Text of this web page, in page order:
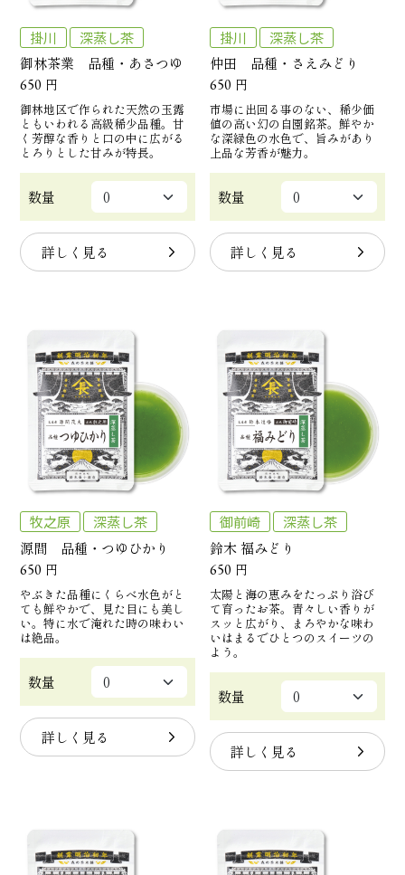
掛川
深蒸し茶
御林茶業 品種・あさつゆ
650 円
御林地区で作られた天然の玉露
ともいわれる高級稀少品種。甘
く芳醇な香りと口の中に広がる
とろりとした甘みが特長。
数量
詳しく見る
掛川
深蒸し茶
仲田 品種・さえみどり
650 円
市場に出回る事のない、稀少価
値の高い幻の自園銘茶。鮮やか
な深緑色の水色で、旨みがあり
上品な芳香が魅力。
数量
詳しく見る
牧之原
深蒸し茶
源間 品種・つゆひかり
650 円
やぶきた品種にくらべ水色がと
ても鮮やかで、見た目にも美し
い。特に水で淹れた時の味わい
は絶品。
数量
詳しく見る
御前崎
深蒸し茶
鈴木 福みどり
650 円
太陽と海の恵みをたっぷり浴び
て育ったお茶。青々しい香りが
スッと広がり、まろやかな味わ
いはまるでひとつのスイーツの
よう。
数量
詳しく見る